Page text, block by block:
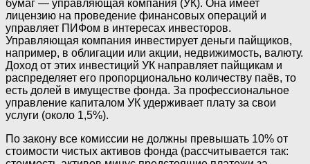
бумаг — управляющая компания (УК). Она имеет
лицензию на проведение финансовых операций и
управляет ПИФом в интересах инвесторов.
Управляющая компания инвестирует деньги пайщиков,
например, в облигации или акции, недвижимость, валюту.
Доход от этих инвестиций УК направляет пайщикам и
распределяет его пропорционально количеству паёв, то
есть долей в имуществе фонда. За профессиональное
управление капиталом УК удерживает плату за свои
услуги (около 1,5%).
По закону все комиссии не должны превышать 10% от
стоимости чистых активов фонда (рассчитывается так: